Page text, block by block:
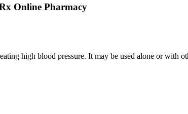
Online Pharmacy
high blood pressure. It may be used alone or with